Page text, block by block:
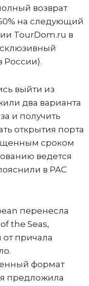
возврат
на следующий
TourDom.ru в
России).
выйти из
два варианта
и получить
открытия порта
сроком
ведется
в PAC
перенесла
the Seas,
причала
формат
предложила